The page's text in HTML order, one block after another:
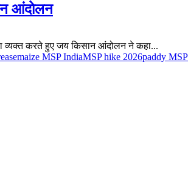
आंदोलन
व्यक्त करते हुए जय किसान आंदोलन ने कहा...
maize MSP IndiaMSP hike 2026paddy